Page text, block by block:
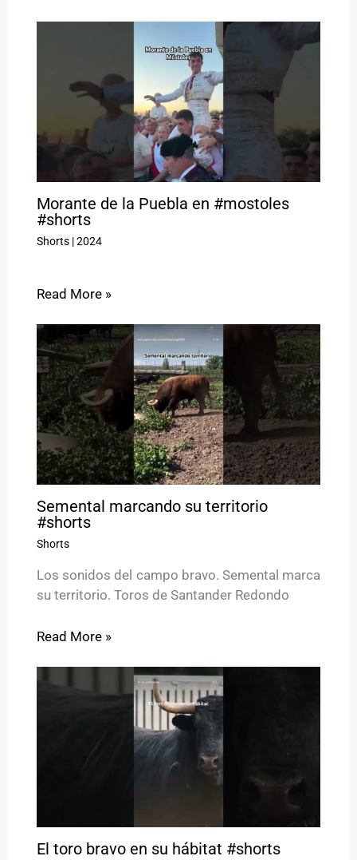
Morante de la Puebla en #mostoles
#shorts
Shorts|2024
Read More »
Semental marcando su territorio
#shorts
Shorts
Los sonidos del campo bravo. Semental marca
su territorio. Toros de Santander Redondo
Read More »
El toro bravo en su hábitat #shorts